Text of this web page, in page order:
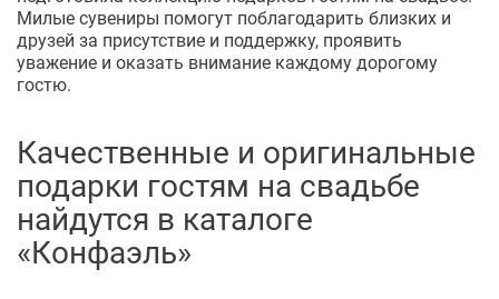
Милые сувениры помогут поблагодарить близких и
друзей за присутствие и поддержку, проявить
уважение и оказать внимание каждому дорогому
гостю.
Качественные и оригинальные
подарки гостям на свадьбе
найдутся в каталоге
«Конфаэль»